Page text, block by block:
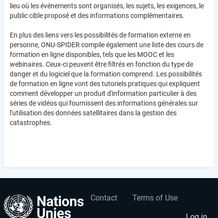
lieu où les événements sont organisés, les sujets, les exigences, le
public cible proposé et des informations complémentaires.
En plus des liens vers les possibilités de formation externe en
personne, ONU-SPIDER compile également une liste des cours de
formation en ligne disponibles, tels que les MOOC et les
webinaires. Ceux-ci peuvent être filtrés en fonction du type de
danger et du logiciel que la formation comprend. Les possibilités
de formation en ligne vont des tutoriels pratiques qui expliquent
comment développer un produit d'information particulier à des
séries de vidéos qui fournissent des informations générales sur
l'utilisation des données satellitaires dans la gestion des
catastrophes.
Footer
Contact Terms of Use
User